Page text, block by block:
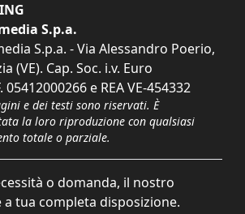
S.p.a.
S.p.a. - Via Alessandro Poerio,
(VE). Cap. Soc. i.v. Euro
05412000266 e REA VE-454332
e dei testi sono riservati. È
la loro riproduzione con qualsiasi
totale o parziale.
o domanda, il nostro
a tua completa disposizione.